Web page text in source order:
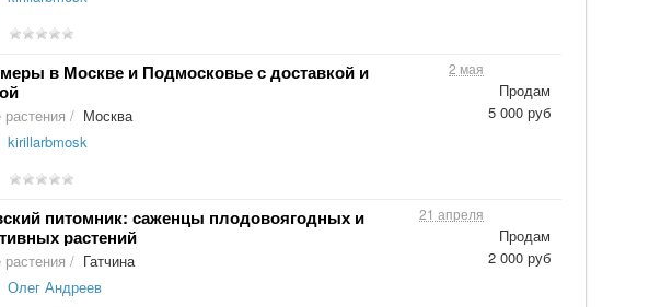
в Москве и Подмосковье с доставкой и
2 мая
/ Москва
Продам
5 000 руб
kirillarbmosk
питомник: саженцы плодовоягодных и
растений
21 апреля
/ Гатчина
Продам
2 000 руб
Олег Андреев